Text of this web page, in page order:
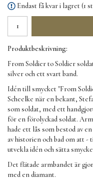
Endast få kvar i lagret (1
Produktbeskrivning:
From Soldier to Soldier
silver och ett svart band.
Idén till smycket "From
Scheelke när en bekant,
som soldat, med ett
för en förolyckad soldat.
hade ett lås som bestod av
av historien och bad om att -
utvekla idén och sätta
Det flätade armbandet är
med en diamant.